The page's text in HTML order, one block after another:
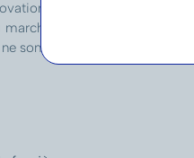
verser à des
prestation de
relative à ces
technologiques. Ces
américain en
sont pas garantis.